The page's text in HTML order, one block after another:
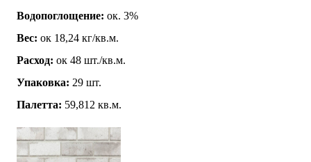
Водопоглощение: ок. 3%
Вес: ок 18,24 кг/кв.м.
Расход: ок 48 шт./кв.м.
Упаковка: 29 шт.
Палетта: 59,812 кв.м.